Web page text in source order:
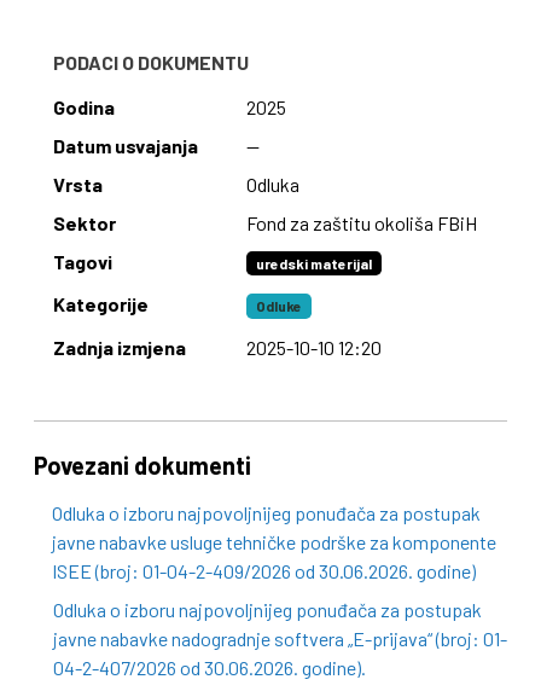
PODACI O DOKUMENTU
Godina
2025
Datum usvajanja
—
Vrsta
Odluka
Sektor
Fond za zaštitu okoliša FBiH
Tagovi
uredski materijal
Kategorije Odluke
Zadnja izmjena 2025-10-10 12:20
Povezani dokumenti
Odluka o izboru najpovoljnijeg ponuđača za postupak
javne nabavke usluge tehničke podrške za komponente
ISEE (broj: 01-04-2-409/2026 od 30.06.2026. godine)
Odluka o izboru najpovoljnijeg ponuđača za postupak
javne nabavke nadogradnje softvera „E-prijava“ (broj: 01-
04-2-407/2026 od 30.06.2026. godine).